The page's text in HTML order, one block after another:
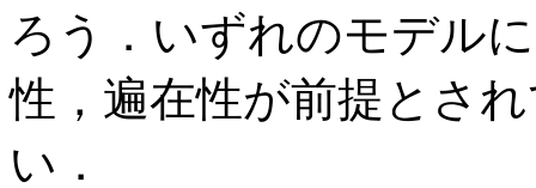
ろう．いずれのモデル
性，遍在性が前提とさ
い．